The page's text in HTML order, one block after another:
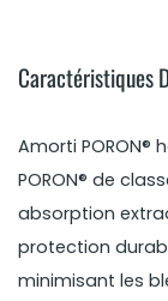
Caractéristiques
Amorti PORON®
PORON® de
absorption
protection
minimisant les